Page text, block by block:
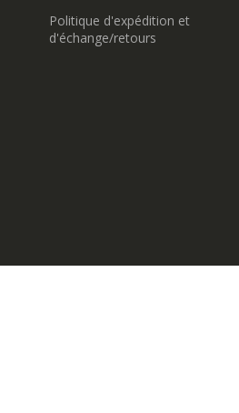
Politique d'expédition et
d'échange/retours